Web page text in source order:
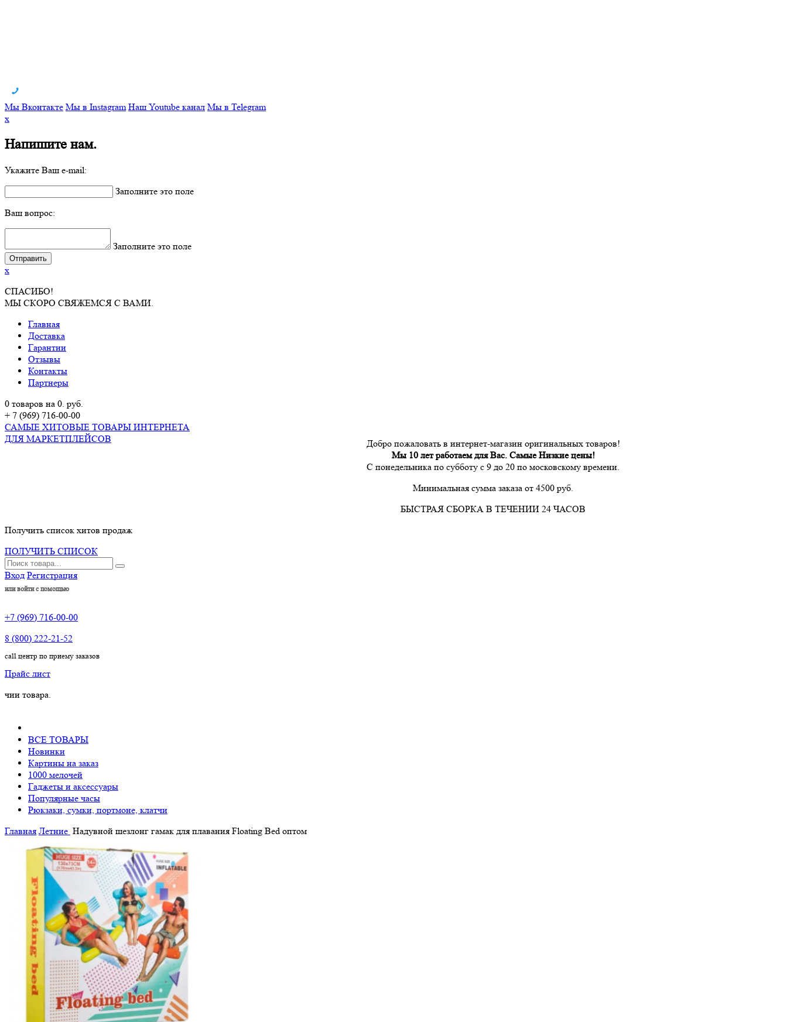
Мы Вконтакте Мы в Instagram Наш Youtube канал Мы в Telegram
x
Напишите нам.
Укажите Ваш e-mail:
Заполните это поле
Ваш вопрос:
Заполните это поле
x
СПАСИБО!
МЫ СКОРО СВЯЖЕМСЯ С ВАМИ.
Главная
Доставка
Гарантии
Отзывы
Контакты
Партнеры
0 товаров на 0. руб.
+ 7 (969) 716-00-00
САМЫЕ ХИТОВЫЕ ТОВАРЫ ИНТЕРНЕТА
ДЛЯ МАРКЕТПЛЕЙСОВ
Добро пожаловать в интернет-магазин оригинальных товаров!
Мы 10 лет работаем для Вас. Самые Низкие цены!
С понедельника по субботу с 9 до 20 по московскому времени.
Минимальная сумма заказа от 4500 руб.
БЫСТРАЯ СБОРКА В ТЕЧЕНИИ 24 ЧАСОВ
Получить список хитов продаж
ПОЛУЧИТЬ СПИСОК
Вход Регистрация
или войти с помощью
+7 (969) 716-00-00
8 (800) 222-21-52
call центр по приему заказов
Прайс лист
ВСЕ ТОВАРЫ
Новинки
Картины на заказ
1000 мелочей
Гаджеты и аксессуары
Популярные часы
Рюкзаки, сумки, портмоне, клатчи
Главная Летние Надувной шезлонг гамак для плавания Floating Bed оптом